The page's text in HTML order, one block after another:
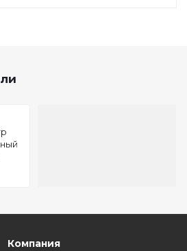
Компания